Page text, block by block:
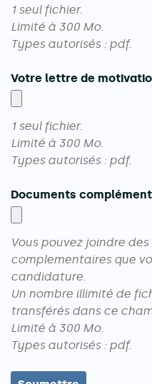
1 seul fichier.
Limité à 300 Mo.
Types autorisés : pdf.
Votre lettre de
1 seul fichier.
Limité à 300 Mo.
Types autorisés : pdf.
Documents
Vous pouvez joindre
complementaires que
candidature.
Un nombre illimité de
transférés dans ce
Limité à 300 Mo.
Types autorisés : pdf.